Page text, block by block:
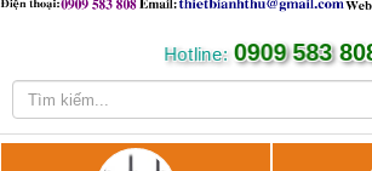
Hotline:0909 583 808